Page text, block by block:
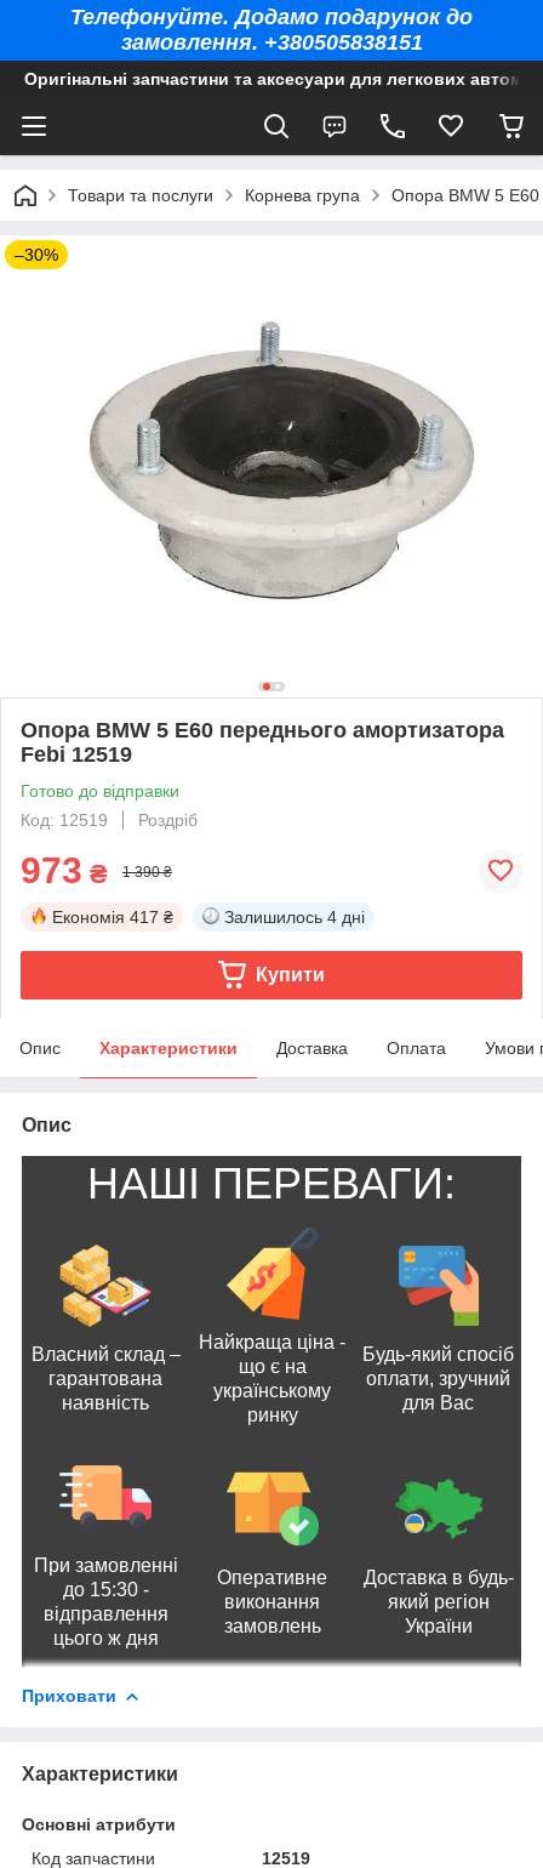
Телефонуйте. Додамо подарунок до
замовлення. +380505838151
Оригінальні запчастини та аксесуари для легкових
Товари та послуги Корнева група Опора BMW 5 E60
–30%
Опора BMW 5 E60 переднього амортизатора
Febi 12519
Готово до відправки
Код: 12519
Роздріб
973 ₴ 1 390 ₴
Економія 417 ₴ Залишилось 4 дні
Купити
Опис Характеристики Доставка Оплата Умови
Опис
НАШІ ПЕРЕВАГИ:
Власний склад –
гарантована
наявність
Найкраща ціна -
що є на
українському
ринку
Будь-який спосіб
оплати, зручний
для Вас
При замовленні
до 15:30 -
відправлення
цього ж дня
Оперативне
виконання
замовлень
Доставка в будь-
який регіон
України
Приховати
Характеристики
Основні атрибути
Код запчастини
12519